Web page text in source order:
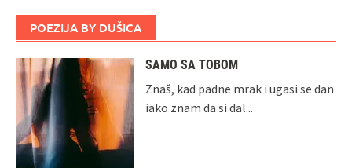
POEZIJA BY DUŠICA
SAMO SA TOBOM
Znaš, kad padne mrak i ugasi se dan
iako znam da si dal...